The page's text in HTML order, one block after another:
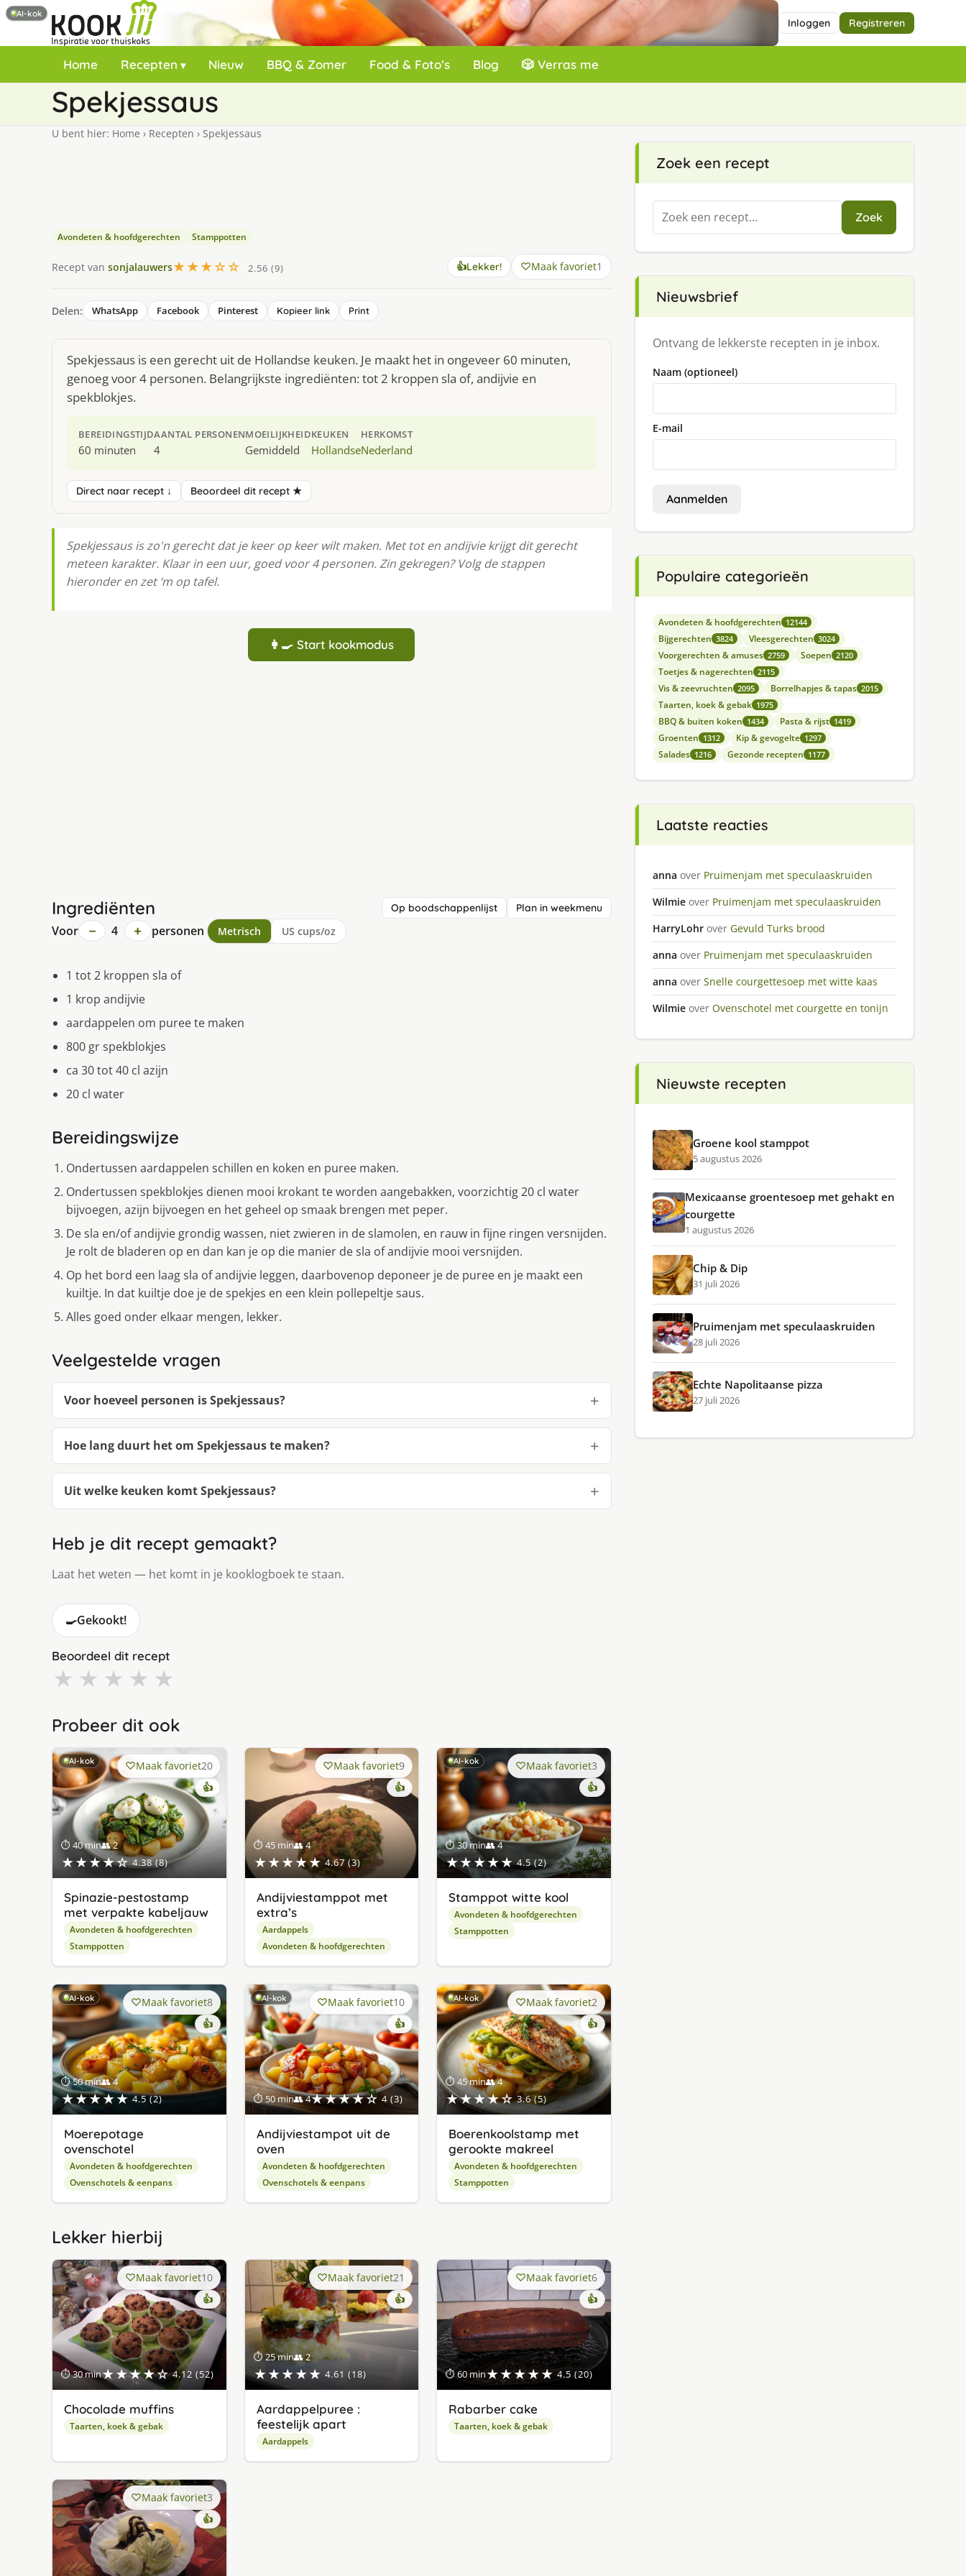
Inloggen Registreren
Home Recepten Nieuw BBQ & Zomer Food & Foto’s Blog 🎲 Verras me
Spekjessaus
U bent hier: Home › Recepten › Spekjessaus
Avondeten & hoofdgerechten Stamppotten
Recept van sonjalauwers★★★☆☆ 2.56 (9) 👍Lekker! Maak favoriet1
Delen: WhatsApp Facebook Pinterest Kopieer link Print
Spekjessaus is een gerecht uit de Hollandse keuken. Je maakt het in ongeveer 60 minuten,
genoeg voor 4 personen. Belangrijkste ingrediënten: tot 2 kroppen sla of, andijvie en
spekblokjes.
BEREIDINGSTIJD
60 minuten
AANTAL PERSONEN
4
MOEILIJKHEID
Gemiddeld
KEUKEN
Hollandse
HERKOMST
Nederland
Direct naar recept ↓ Beoordeel dit recept ★
Spekjessaus is zo'n gerecht dat je keer op keer wilt maken. Met tot en andijvie krijgt dit gerecht
meteen karakter. Klaar in een uur, goed voor 4 personen. Zin gekregen? Volg de stappen
hieronder en zet ‘m op tafel.
👩‍🍳 Start kookmodus
Ingrediënten Op boodschappenlijst Plan in weekmenu
Voor − 4 + personen Metrisch US cups/oz
1 tot 2 kroppen sla of
1 krop andijvie
aardappelen om puree te maken
800 gr spekblokjes
ca 30 tot 40 cl azijn
20 cl water
Bereidingswijze
Ondertussen aardappelen schillen en koken en puree maken.
Ondertussen spekblokjes dienen mooi krokant te worden aangebakken, voorzichtig 20 cl water
bijvoegen, azijn bijvoegen en het geheel op smaak brengen met peper.
De sla en/of andijvie grondig wassen, niet zwieren in de slamolen, en rauw in fijne ringen versnijden.
Je rolt de bladeren op en dan kan je op die manier de sla of andijvie mooi versnijden.
Op het bord een laag sla of andijvie leggen, daarbovenop deponeer je de puree en je maakt een
kuiltje. In dat kuiltje doe je de spekjes en een klein pollepeltje saus.
Alles goed onder elkaar mengen, lekker.
Veelgestelde vragen
Voor hoeveel personen is Spekjessaus?
Hoe lang duurt het om Spekjessaus te maken?
Uit welke keuken komt Spekjessaus?
Heb je dit recept gemaakt?
Laat het weten — het komt in je kooklogboek te staan.
🍳Gekookt!
Beoordeel dit recept
★ ★ ★ ★ ★
Probeer dit ook
AI-kok
⏱ 40 min👥 2
★★★★☆ 4.38 (8)
Maak favoriet20
👍
Spinazie-pestostamp
met verpakte kabeljauw
Avondeten & hoofdgerechten
Stamppotten
⏱ 45 min👥 4
★★★★★ 4.67 (3)
Maak favoriet9
👍
Andijviestamppot met
extra’s
Aardappels
Avondeten & hoofdgerechten
AI-kok
⏱ 30 min👥 4
★★★★★ 4.5 (2)
Maak favoriet3
👍
Stamppot witte kool
Avondeten & hoofdgerechten
Stamppotten
AI-kok
⏱ 50 min👥 4
★★★★★ 4.5 (2)
Maak favoriet8
👍
Moerepotage
ovenschotel
Avondeten & hoofdgerechten
Ovenschotels & eenpans
AI-kok
⏱ 50 min👥 4★★★★☆ 4 (3)
Maak favoriet10
👍
Andijviestampot uit de
oven
Avondeten & hoofdgerechten
Ovenschotels & eenpans
AI-kok
⏱ 45 min👥 4
★★★★☆ 3.6 (5)
Maak favoriet2
👍
Boerenkoolstamp met
gerookte makreel
Avondeten & hoofdgerechten
Stamppotten
Lekker hierbij
⏱ 30 min★★★★☆ 4.12 (52)
Maak favoriet10
👍
Chocolade muffins
Taarten, koek & gebak
⏱ 25 min👥 2
★★★★★ 4.61 (18)
Maak favoriet21
👍
Aardappelpuree :
feestelijk apart
Aardappels
⏱ 60 min★★★★★ 4.5 (20)
Maak favoriet6
👍
Rabarber cake
Taarten, koek & gebak
Maak favoriet3
👍
Zoek een recept
Zoeken
naar:
Zoek
Nieuwsbrief
Ontvang de lekkerste recepten in je inbox.
Naam (optioneel)
E-mail
Aanmelden
Populaire categorieën
Avondeten & hoofdgerechten 12144
Bijgerechten 3824 Vleesgerechten 3024
Voorgerechten & amuses 2759 Soepen 2120
Toetjes & nagerechten 2115
Vis & zeevruchten 2095 Borrelhapjes & tapas 2015
Taarten, koek & gebak 1975
BBQ & buiten koken 1434 Pasta & rijst 1419
Groenten 1312 Kip & gevogelte 1297
Salades 1216 Gezonde recepten 1177
Laatste reacties
anna over Pruimenjam met speculaaskruiden
Wilmie over Pruimenjam met speculaaskruiden
HarryLohr over Gevuld Turks brood
anna over Pruimenjam met speculaaskruiden
anna over Snelle courgettesoep met witte kaas
Wilmie over Ovenschotel met courgette en tonijn
Nieuwste recepten
Groene kool stamppot
5 augustus 2026
Mexicaanse groentesoep met gehakt en
courgette
1 augustus 2026
Chip & Dip
31 juli 2026
Pruimenjam met speculaaskruiden
28 juli 2026
AI-kok
Echte Napolitaanse pizza
27 juli 2026